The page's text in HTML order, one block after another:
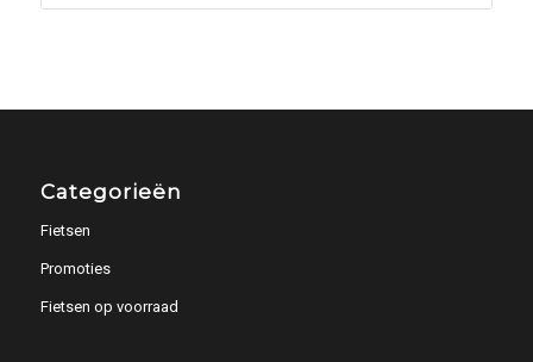
Categorieën
Fietsen
Promoties
Fietsen op voorraad